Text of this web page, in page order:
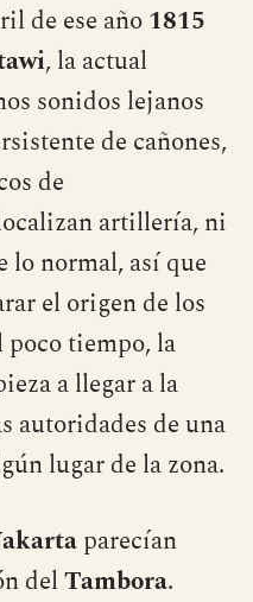
de ese año1815
, la actual
sonidos lejanos
de cañones,
de
artillería, ni
lo normal, así que
el origen de los
poco tiempo, la
a llegar a la
autoridades de una
lugar de la zona.
parecían
delTambora.